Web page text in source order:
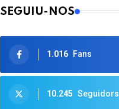
SEGUIU-NOS
1.016 Fans
10.245 Seguidors